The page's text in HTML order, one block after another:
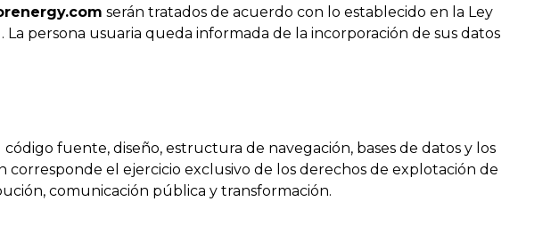
serán tratados de acuerdo con lo establecido en la Ley
persona usuaria queda informada de la incorporación de sus datos
código fuente, diseño, estructura de navegación, bases de datos y los
corresponde el ejercicio exclusivo de los derechos de explotación de
comunicación pública y transformación.